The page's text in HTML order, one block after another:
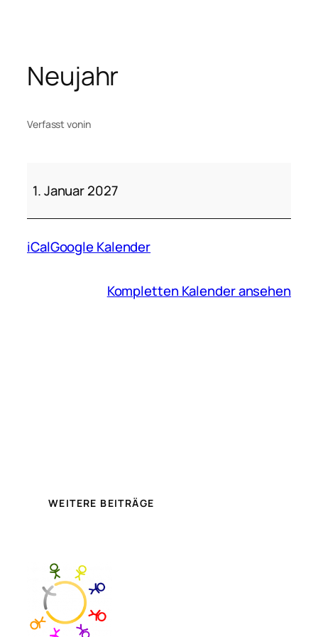
springen
Neujahr
Verfasst vonin
1. Januar 2027
iCalGoogle Kalender
Kompletten Kalender ansehen
WEITERE BEITRÄGE